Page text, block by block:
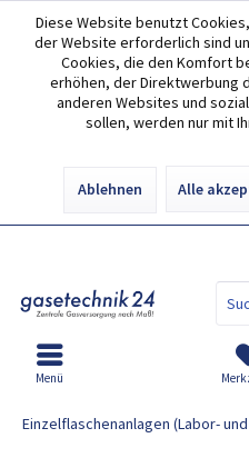
Diese Website benutzt
der Website erforderlich sind
Cookies, die den Komfort
erhöhen, der Direktwerbung
anderen Websites und
sollen, werden nur mit
Ablehnen Alle
Menü Einzelflaschenanlagen für
Einzelflaschenanlagen (Labor-